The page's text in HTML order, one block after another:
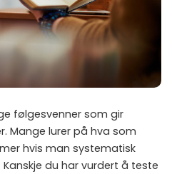
følgesvenner som gir
Mange lurer på hva som
hvis man systematisk
du har vurdert å teste